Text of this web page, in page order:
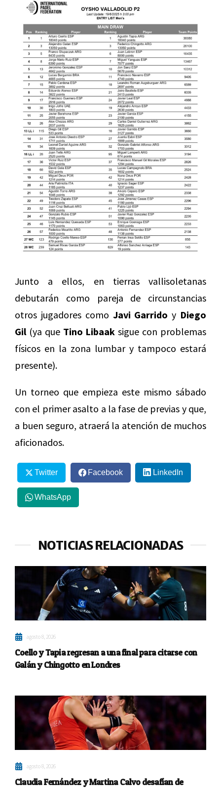
Junto a ellos, en tierras vallisoletanas
debutarán como pareja de circunstancias
otros jugadores como Javi Garrido y Diego
Gil (ya que Tino Libaak sigue con problemas
físicos en la zona lumbar y tampoco estará
presente).
Un torneo que empieza este mismo sábado
con el primer asalto a la fase de previas y que,
a buen seguro, atraerá la atención de muchos
aficionados.
Twitter Facebook LinkedIn
WhatsApp
NOTICIAS RELACIONADAS
agosto 8, 2026
Coello y Tapia regresan a una final para citarse con
Galán y Chingotto en Londres
agosto 8, 2026
Claudia Fernández y Martina Calvo desafían de